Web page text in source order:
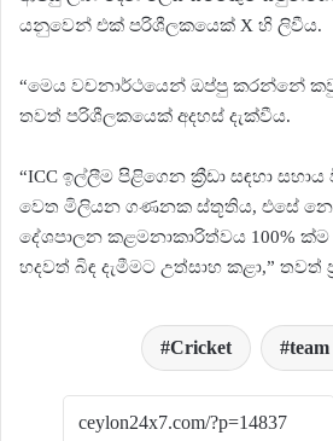
යනුවෙන් එක් පරිශීලකයෙක් X හි ලිවීය.
“මෙය වචනාර්ථයෙන් ඔප්පු කරන්නේ
තවත් පරිශීලකයෙක් අදහස් දැක්වීය.
“ICC ඉල්ලීම පිළිගෙන ක්‍රීඩා සඳහා සහාය
වෙත මිලියන ගණනක ස්තූතිය, එසේ
දේශපාලන කළමනාකාරිත්වය 100% ක්ම
හදවත් බිඳ දැමීමට උත්සාහ කළා,” තවත්
Cricket